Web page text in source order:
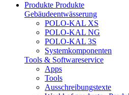
Produkte Produkte
Gebäudeentwässerung
POLO-KAL XS
POLO-KAL NG
POLO-KAL 3S
Systemkomponenten
Tools & Softwareservice
Apps
Tools
Ausschreibungstexte